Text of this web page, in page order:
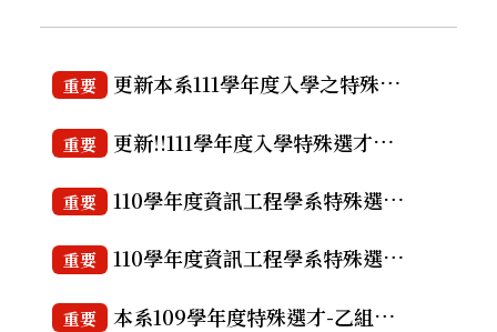
重要 更新本系111學年度入學之特殊選才-乙組上機考試範例及教學公告-新增編輯器
重要 更新!!111學年度入學特殊選才招生考試-甲組 考試公告(含其他上機考試環境說明)
重要 110學年度資訊工程學系特殊選才招生考試-乙組通過書審可參加考試/面試名單及相關注意事項
重要 110學年度資訊工程學系特殊選才招生考試-甲組 面試時間及名單相關資料詳如公告
重要 本系109學年度特殊選才-乙組考試規則公告, 詳如附件,請有意報考的考生詳閱相關規定, 謝謝